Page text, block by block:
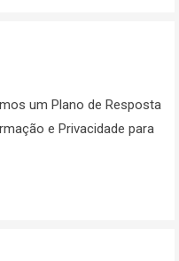
um Plano de Resposta
e Privacidade para